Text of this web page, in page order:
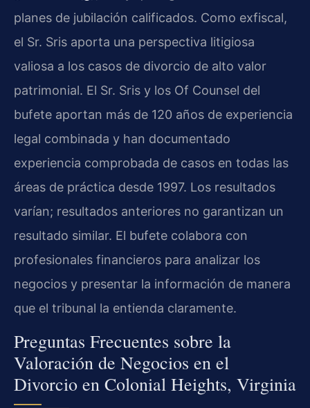
planes de jubilación calificados. Como exfiscal,
el Sr. Sris aporta una perspectiva litigiosa
valiosa a los casos de divorcio de alto valor
patrimonial. El Sr. Sris y los Of Counsel del
bufete aportan más de 120 años de experiencia
legal combinada y han documentado
experiencia comprobada de casos en todas las
áreas de práctica desde 1997. Los resultados
varían; resultados anteriores no garantizan un
resultado similar. El bufete colabora con
profesionales financieros para analizar los
negocios y presentar la información de manera
que el tribunal la entienda claramente.
Preguntas Frecuentes sobre la
Valoración de Negocios en el
Divorcio en Colonial Heights, Virginia